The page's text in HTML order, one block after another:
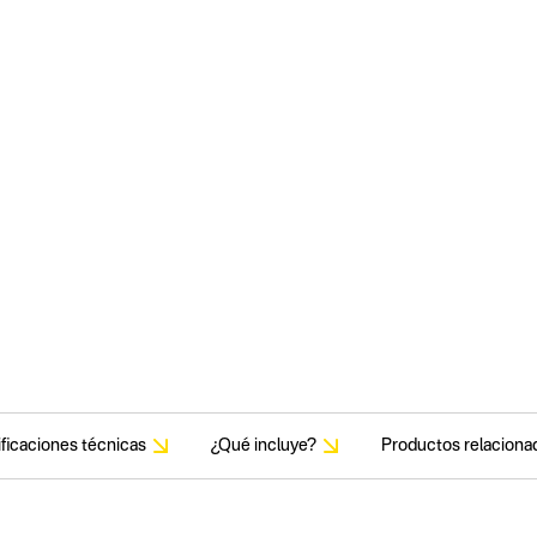
técnicas ¿Qué incluye? Productos